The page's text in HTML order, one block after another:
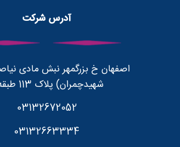
آدرس شرکت
اصفهان خ بزرگمهر نبش مادی
شهیدچمران) پلاک 113 طبقه 2
03132672052
03132663334